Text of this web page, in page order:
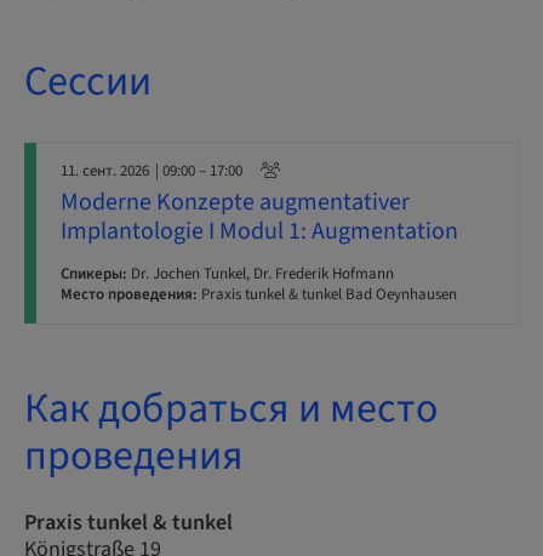
Сессии
11. сент. 2026 | 09:00 – 17:00
Moderne Konzepte augmentativer
Implantologie I Modul 1: Augmentation
Спикеры: Dr. Jochen Tunkel, Dr. Frederik Hofmann
Место проведения: Praxis tunkel & tunkel Bad Oeynhausen
Как добраться и место
проведения
Praxis tunkel & tunkel
Königstraße 19